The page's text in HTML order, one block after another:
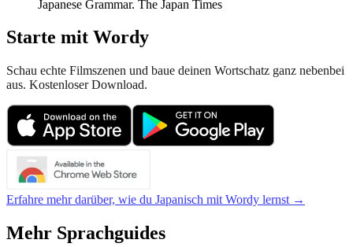
Japanese Grammar. The Japan Times
Starte mit Wordy
Schau echte Filmszenen und baue deinen Wortschatz ganz nebenbei
aus. Kostenloser Download.
Erfahre mehr darüber, wie du Japanisch mit Wordy lernst →
Mehr Sprachguides